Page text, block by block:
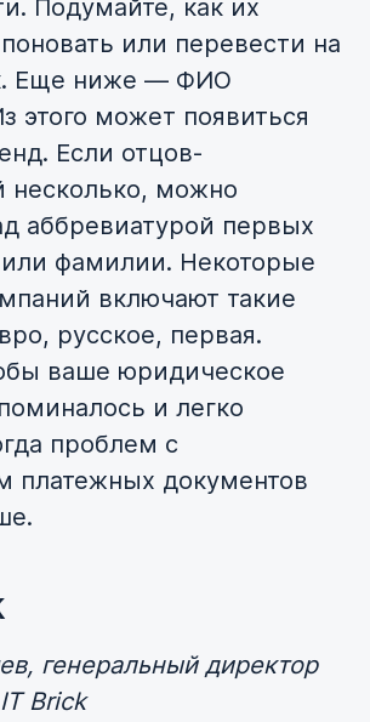
Подумайте, как их
или перевести на
Еще ниже — ФИО
этого может появиться
Если отцов-
несколько, можно
аббревиатурой первых
фамилии. Некоторые
включают такие
русское, первая.
ваше юридическое
и легко
проблем с
платежных документов
генеральный директор
Brick